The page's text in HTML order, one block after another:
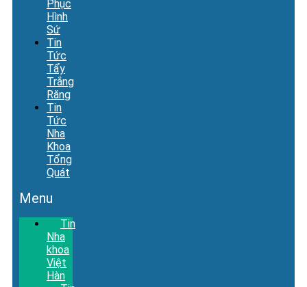
Phục
Hình
Sứ
Tin
Tức
Tẩy
Trắng
Răng
Tin
Tức
Nha
Khoa
Tổng
Quát
Menu
Tin
Nha
khoa
Việt
Hàn